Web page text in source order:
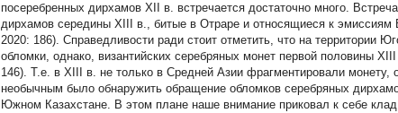
посеребренных дирхамов XII в. встречается достаточно много.
дирхамов середины XIII в., битые в Отраре и относящиеся к эмиссиям
2020: 186). Справедливости ради стоит отметить, что на территории
обломки, однако, византийских серебряных монет первой половины
146). Т.е. в XIII в. не только в Средней Азии фрагментировали
необычным было обнаружить обращение обломков серебряных
Южном Казахстане. В этом плане наше внимание приковал к себе